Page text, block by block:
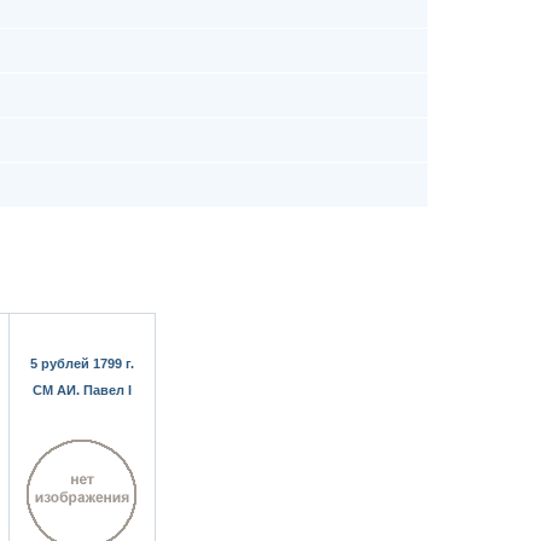
5 рублей 1799 г.
СМ АИ. Павел I